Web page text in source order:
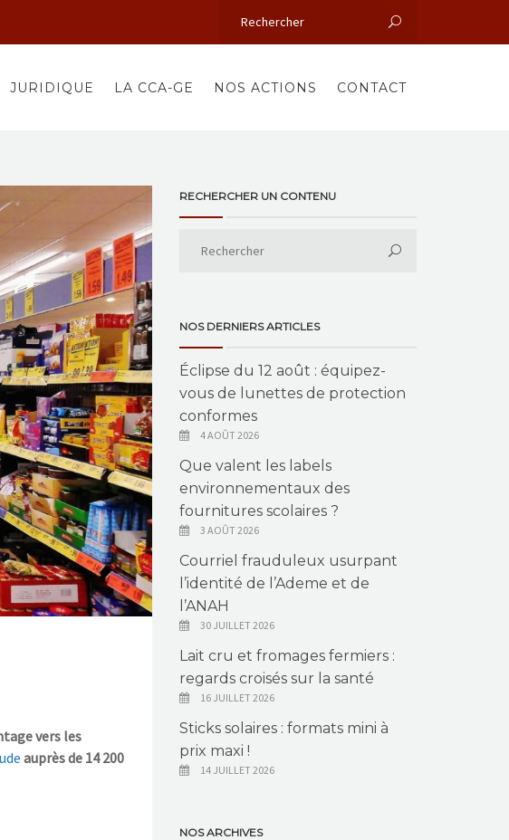
JURIDIQUE LA CCA-GE NOS ACTIONS CONTACT
vers les
auprès de 14 200
RECHERCHER UN CONTENU
NOS DERNIERS ARTICLES
Éclipse du 12 août : équipez-
vous de lunettes de protection
conformes
4 AOÛT 2026
Que valent les labels
environnementaux des
fournitures scolaires ?
3 AOÛT 2026
Courriel frauduleux usurpant
l’identité de l’Ademe et de
l’ANAH
30 JUILLET 2026
Lait cru et fromages fermiers :
regards croisés sur la santé
16 JUILLET 2026
Sticks solaires : formats mini à
prix maxi !
14 JUILLET 2026
NOS ARCHIVES